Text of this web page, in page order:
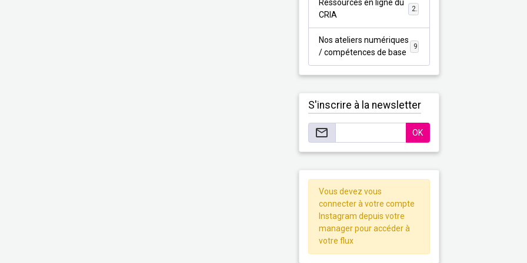
Ressources en ligne du
CRIA
2
Nos ateliers numériques
/ compétences de base
S'inscrire à la newsletter
OK
Vous devez vous
connecter à votre compte
Instagram depuis votre
manager pour accéder à
votre flux